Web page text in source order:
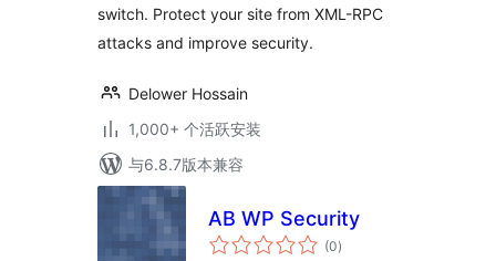
switch. Protect your site from XML-RPC
attacks and improve security.
Delower Hossain
1,000+ 个活跃安装
与6.8.7版本兼容
AB WP Security
(0总
评)